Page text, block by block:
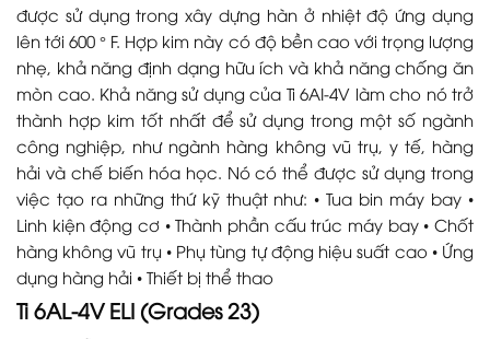
được sử dụng trong xây dựng hàn ở nhiệt độ ứng dụng
lên tới 600 ° F. Hợp kim này có độ bền cao với trọng lượng
nhẹ, khả năng định dạng hữu ích và khả năng chống ăn
mòn cao. Khả năng sử dụng của Ti 6AI-4V làm cho nó trở
thành hợp kim tốt nhất để sử dụng trong một số ngành
công nghiệp, như ngành hàng không vũ trụ, y tế, hàng
hải và chế biến hóa học. Nó có thể được sử dụng trong
việc tạo ra những thứ kỹ thuật như: • Tua bin máy bay •
Linh kiện động cơ • Thành phần cấu trúc máy bay • Chốt
hàng không vũ trụ • Phụ tùng tự động hiệu suất cao • Ứng
dụng hàng hải • Thiết bị thể thao
Ti 6AL-4V ELI (Grades 23)